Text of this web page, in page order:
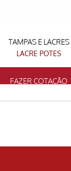
TAMPAS E LACRES
LACRE POTES
FAZER COTAÇÃO